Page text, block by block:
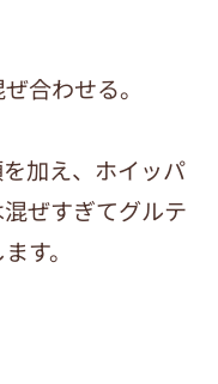
合わせる。
加え、ホイッパ
ぜすぎてグルテ
す。